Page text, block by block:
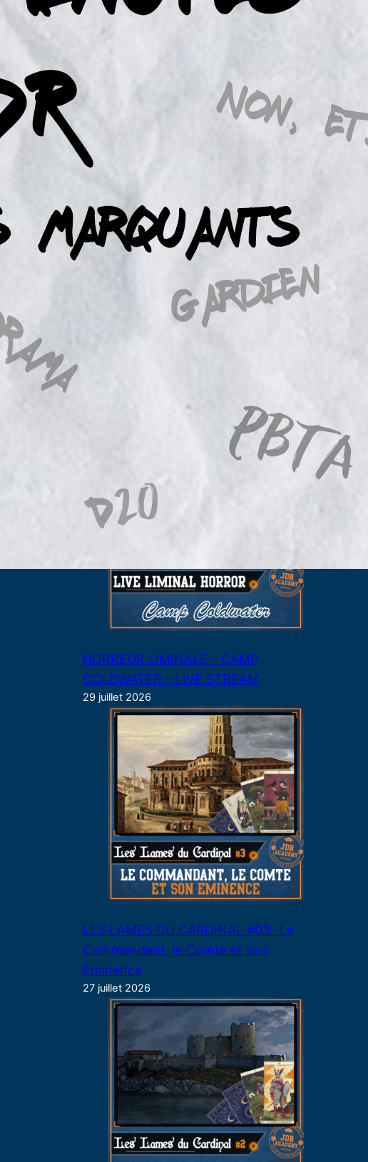
KULT – THE DRIVER – LIVE STREAM
5 août 2026
HORREUR LIMINALE – CAMP
COLDWATER – LIVE STREAM
29 juillet 2026
LES LAMES DU CARDINAL #03- Le
Commandant, le Comte et son
Éminence
27 juillet 2026